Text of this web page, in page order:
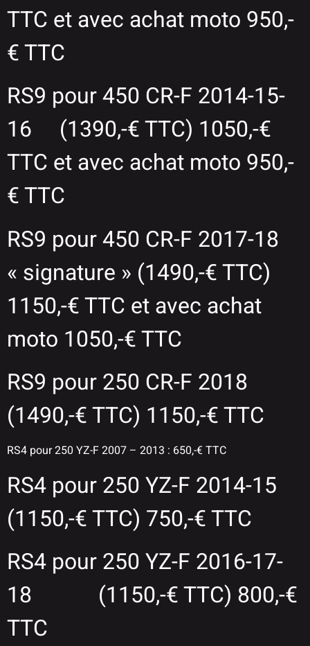
TTC et avec achat moto 950,-
€ TTC
RS9 pour 450 CR-F 2014-15-
16 (1390,-€ TTC) 1050,-€
TTC et avec achat moto 950,-
€ TTC
RS9 pour 450 CR-F 2017-18
« signature » (1490,-€ TTC)
1150,-€ TTC et avec achat
moto 1050,-€ TTC
RS9 pour 250 CR-F 2018
(1490,-€ TTC) 1150,-€ TTC
RS4 pour 250 YZ-F 2007 – 2013 : 650,-€ TTC
RS4 pour 250 YZ-F 2014-15
(1150,-€ TTC) 750,-€ TTC
RS4 pour 250 YZ-F 2016-17-
18 (1150,-€ TTC) 800,-€
TTC